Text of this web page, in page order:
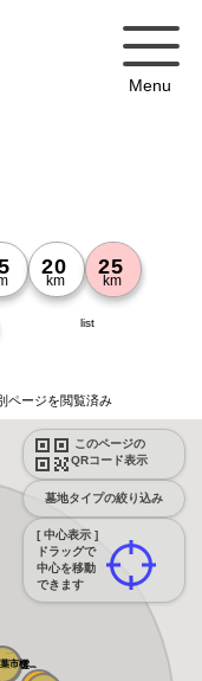
Menu
ページを閲覧済み
このページの
QRコード表示
墓地タイプの絞り込み
[ 中心表示 ]
ドラッグで
中心を移動
できます
list
木霊...
...
市桜...